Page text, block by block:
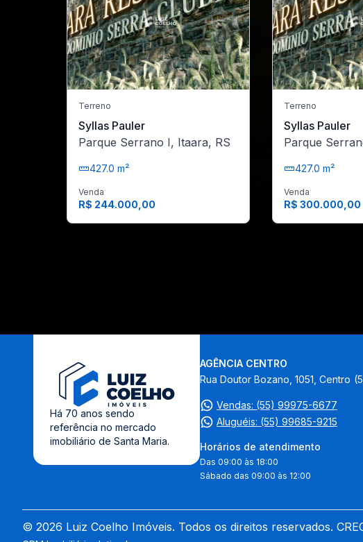
Terreno
Syllas Pauler
Parque Serrano I, Itaara, RS
427.0 m²
Venda
R$ 244.000,00
Terreno
Syllas Pauler
Parque
427.0 m²
Venda
R$ 300.000,00
Há 70 anos sendo
referência no mercado
imobiliário de Santa Maria.
AGÊNCIA CENTRO
Rua Doutor Bozano, 1051, Centro
Vendas: (55) 99975-6677
Aluguéis: (55) 99685-9215
Horários de atendimento
Das 09:00 às 18:00
Sábado das 09:00 às 12:00
© 2026 Luiz Coelho Imóveis. Todos os direitos reservados.